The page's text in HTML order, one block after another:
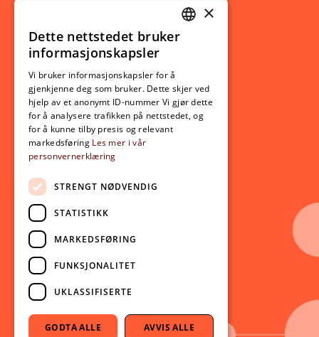
Ny student
Utveksling
Opptak
Lov- og regelverk
Aktuelt
Nyheter
Arrangementer
Nyhetsbrev
Ledige stillinger
Følg oss på sosiale medier:
Facebook
Instagram
Youtube
LinkedIn
NORWEGIAN
×
Dette nettstedet bruker
informasjonskapsler
Vi bruker informasjonskapsler for å
gjenkjenne deg som bruker. Dette skjer ved
hjelp av et anonymt ID-nummer Vi gjør dette
for å analysere trafikken på nettstedet, og
for å kunne tilby presis og relevant
markedsføring Les mer i vår
personvernerklæring
STRENGT NØDVENDIG
STATISTIKK
MARKEDSFØRING
FUNKSJONALITET
UKLASSIFISERTE
GODTA ALLE AVVIS ALLE